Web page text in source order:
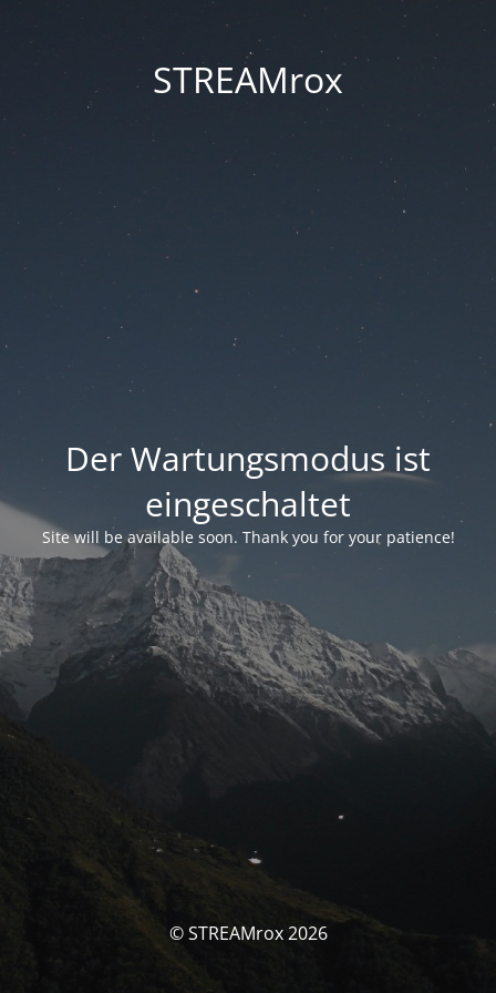
STREAMrox
Der Wartungsmodus ist
eingeschaltet
Site will be available soon. Thank you for your patience!
© STREAMrox 2026